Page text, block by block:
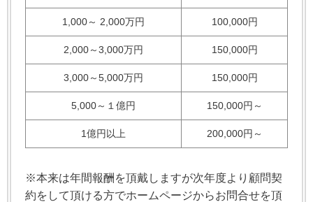
1,000～ 2,000万円 100,000円
2,000～3,000万円 150,000円
3,000～5,000万円 150,000円
5,000～１億円 150,000円～
1億円以上 200,000円～
※本来は年間報酬を頂戴しますが次年度より顧問契
約をして頂ける方でホームページからお問合せを頂